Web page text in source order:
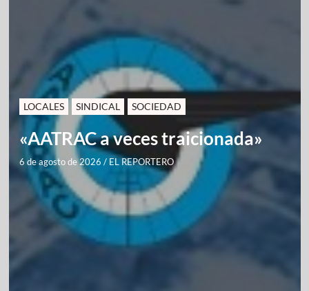
LOCALES SINDICAL SOCIEDAD
«AATRAC a veces traicionada»
6 de agosto de 2026 / EL REPORTERO